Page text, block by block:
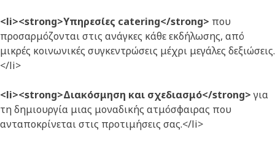
<li><strong>Υπηρεσίες catering</strong> που
προσαρμόζονται στις ανάγκες κάθε εκδήλωσης, από
μικρές κοινωνικές συγκεντρώσεις μέχρι μεγάλες δεξιώσεις.
</li>
<li><strong>Διακόσμηση και σχεδιασμό</strong>για
τη δημιουργία μιας μοναδικής ατμόσφαιρας που
ανταποκρίνεται στις προτιμήσεις σας.</li>